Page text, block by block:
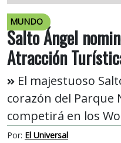
MUNDO
Salto Ángel
Atracción
El majestuoso
corazón del Parque
competirá en los
Por: El Universal